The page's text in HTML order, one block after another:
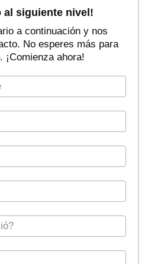
al siguiente nivel!
a continuación y nos
No esperes más para
¡Comienza ahora!